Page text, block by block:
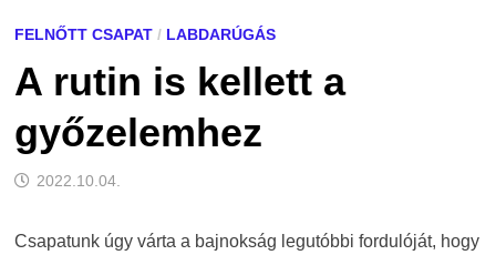
FELNŐTT CSAPAT/ LABDARÚGÁS
A rutin is kellett a
győzelemhez
2022.10.04.
Csapatunk úgy várta a bajnokság legutóbbi fordulóját, hogy